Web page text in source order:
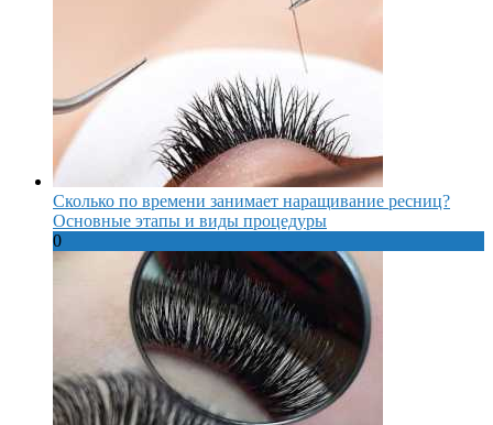
Сколько по времени занимает наращивание ресниц?
Основные этапы и виды процедуры
0